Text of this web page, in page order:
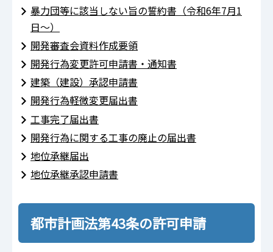
暴力団等に該当しない旨の誓約書（令和6年7月1
日～）
開発審査会資料作成要領
開発行為変更許可申請書・通知書
建築（建設）承認申請書
開発行為軽微変更届出書
工事完了届出書
開発行為に関する工事の廃止の届出書
地位承継届出
地位承継承認申請書
都市計画法第43条の許可申請